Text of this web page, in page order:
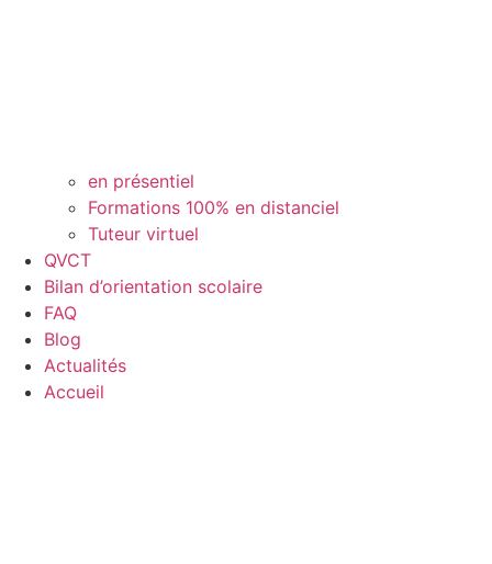
en présentiel
Formations 100% en distanciel
Tuteur virtuel
QVCT
Bilan d’orientation scolaire
FAQ
Blog
Actualités
Accueil